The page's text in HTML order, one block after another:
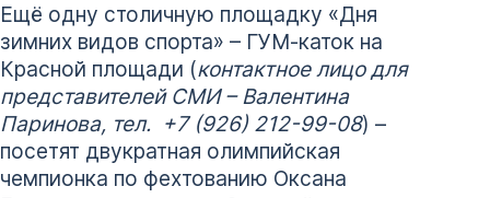
Ещё одну столичную площадку «Дня
зимних видов спорта» – ГУМ-каток на
Красной площади (контактное лицо для
представителей СМИ – Валентина
Паринова, тел. +7 (926) 212-99-08) –
посетят двукратная олимпийская
чемпионка по фехтованию Оксана